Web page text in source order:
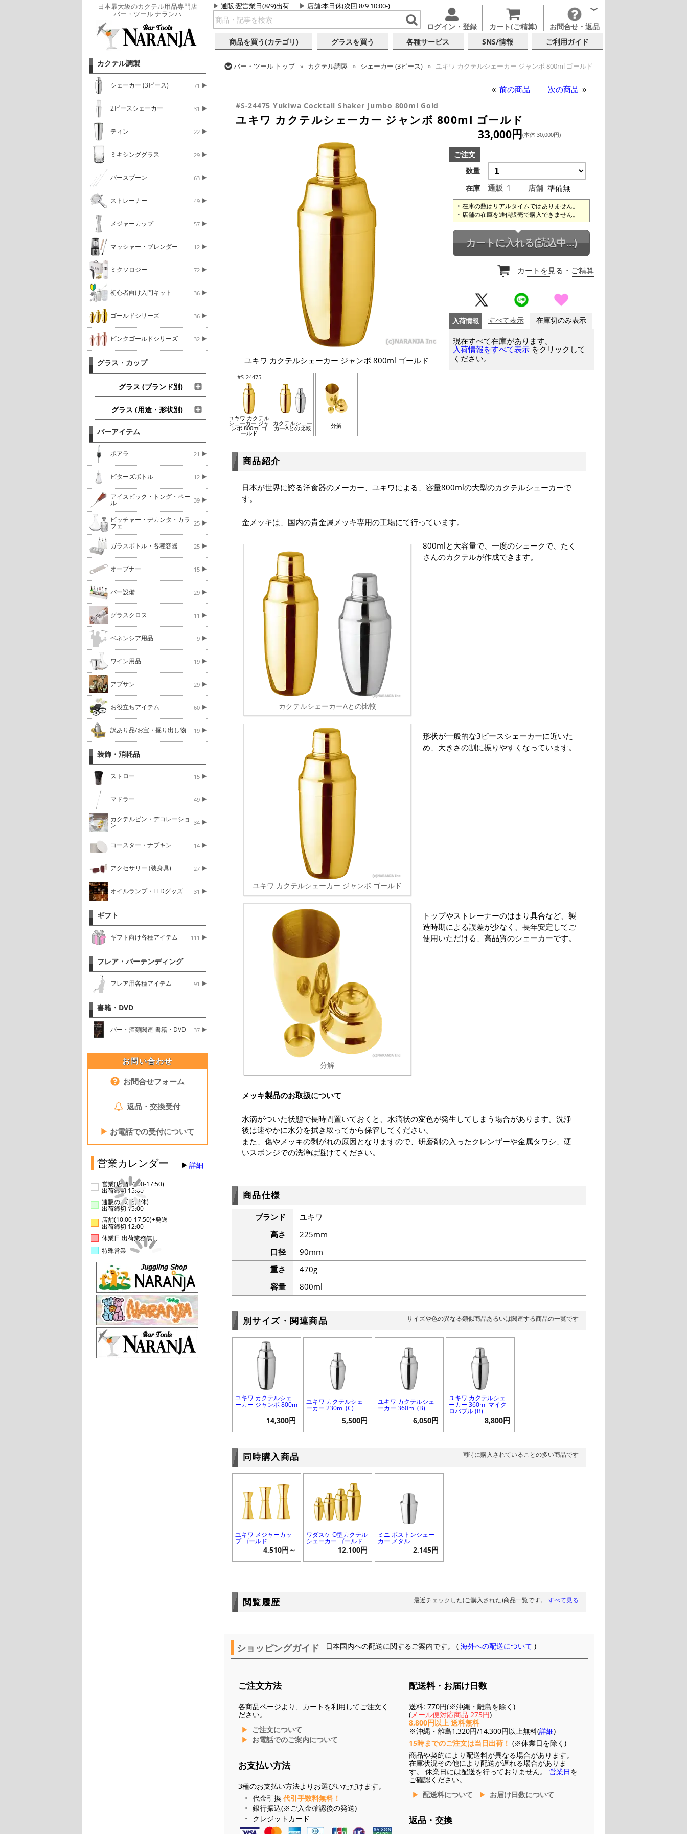
日本最大級のカクテル用品専門店
バー・ツール ナランハ
通販:翌営業日(8/9)出荷 店舗:本日休(次回 8/9 10:00-)
ログイン・登録 カート(ご精算) お問合せ・返品
商品を買う(カテゴリ) グラスを買う 各種サービス SNS/情報 ご利用ガイド
カクテル調製
シェーカー (3ピース) 71
2ピースシェーカー 31
ティン 22
ミキシンググラス 29
バースプーン 63
ストレーナー 49
メジャーカップ 57
マッシャー・ブレンダー 12
ミクソロジー 72
初心者向け入門キット 36
ゴールドシリーズ 36
ピンクゴールドシリーズ 32
グラス・カップ
グラス (ブランド別)
グラス (用途・形状別)
バーアイテム
ポアラ 21
ビターズボトル 12
アイスピック・トング・ペー
ル 39
ピッチャー・デカンタ・カラ
フェ 25
ガラスボトル・各種容器 25
オープナー 15
バー設備 29
グラスクロス 11
ベネンシア用品 9
ワイン用品 19
アブサン 29
お役立ちアイテム 60
訳あり品/お宝・掘り出し物 19
装飾・消耗品
ストロー 15
マドラー 49
カクテルピン・デコレーショ
ン 34
コースター・ナプキン 14
アクセサリー (装身具) 27
オイルランプ・LEDグッズ 31
ギフト
ギフト向け各種アイテム 111
フレア・バーテンディング
フレア用各種アイテム 91
書籍・DVD
バー・酒類関連 書籍・DVD 37
お問い合わせ
お問合せフォーム
返品・交換受付
▶ お電話での受付について
営業カレンダー 詳細
営業(店舗14:00-17:50)
出荷締切 15:00
通販のみ(店舗休)
出荷締切 15:00
店舗(10:00-17:50)+発送
出荷締切 12:00
休業日 出荷業務無し
特殊営業
バー・ツール トップ カクテル調製 シェーカー (3ピース)
ユキワ カクテルシェーカー ジャンボ 800ml ゴールド
前の商品 次の商品
#S-24475 Yukiwa Cocktail Shaker Jumbo 800ml Gold
ユキワ カクテルシェーカー ジャンボ 800ml ゴールド
ユキワ カクテルシェーカー ジャンボ 800ml ゴールド
#S-24475
ユキワ カクテル
シェーカー ジャ
ンボ 800ml ゴ
ールド
カクテルシェー
カーAとの比較 分解
33,000円(本体 30,000円)
ご注文
数量
在庫
通販 1 店舗 準備無
在庫の数はリアルタイムではありません。
店舗の在庫を通信販売で購入できません。
カートに入れる(読込中...)
カートを見る ・ご精算
入荷情報 すべて表示 在庫切のみ表示
現在すべて在庫があります。
入荷情報をすべて表示 をクリックして
ください。
商品紹介
日本が世界に誇る洋食器のメーカー、ユキワによる、容量800mlの大型のカクテルシェーカーで
す。
金メッキは、国内の貴金属メッキ専用の工場にて行っています。
カクテルシェーカーAとの比較
800mlと大容量で、一度のシェークで、たく
さんのカクテルが作成できます。
ユキワ カクテルシェーカー ジャンボ ゴールド
形状が一般的な3ピースシェーカーに近いた
め、大きさの割に振りやすくなっています。
分解
トップやストレーナーのはまり具合など、製
造時期による誤差が少なく、長年安定してご
使用いただける、高品質のシェーカーです。
メッキ製品のお取扱について
水滴がついた状態で長時間置いておくと、水滴状の変色が発生してしまう場合があります。洗浄
後は速やかに水分を拭き取ってから保管してください。
また、傷やメッキの剥がれの原因となりますので、研磨剤の入ったクレンザーや金属タワシ、硬
いスポンジでの洗浄は避けてください。
商品仕様
ブランド
ユキワ
高さ
225mm
口径
90mm
重さ
470g
容量
800ml
別サイズ・関連商品 サイズや色の異なる類似商品あるいは関連する商品の一覧です
ユキワ カクテルシェ
ーカー ジャンボ 800m
l
14,300円
ユキワ カクテルシェ
ーカー 230ml (C)
5,500円
ユキワ カクテルシェ
ーカー 360ml (B)
6,050円
ユキワ カクテルシェ
ーカー 360ml マイク
ロバブル (B)
8,800円
同時購入商品 同時に購入されていることの多い商品です
ユキワ メジャーカッ
プ ゴールド
4,510円～
ワダスケ O型カクテル
シェーカー ゴールド
12,100円
ミニ ボストンシェー
カー メタル
2,145円
閲覧履歴 最近チェックした(ご購入された)商品一覧です。 すべて見る
ショッピングガイド 日本国内への配送に関するご案内です。 (海外への配送について )
ご注文方法
各商品ページより、カートを利用してご注文く
ださい。
ご注文について
お電話でのご案内について
お支払い方法
3種のお支払い方法よりお選びいただけます。
代金引換 代引手数料無料！
銀行振込(※ご入金確認後の発送)
クレジットカード
配送料・お届け日数
送料: 770円(※沖縄・離島を除く)
(メール便対応商品 275円)
8,800円以上 送料無料
※沖縄・離島1,320円/14,300円以上無料(詳細)
15時までのご注文は当日出荷！ (※休業日を除く)
商品や契約により配送料が異なる場合があります。
在庫状況その他により配送が遅れる場合がありま
す。 休業日には配送を行っておりません。 営業日を
ご確認ください。
配送料について
お届け日数について
返品・交換